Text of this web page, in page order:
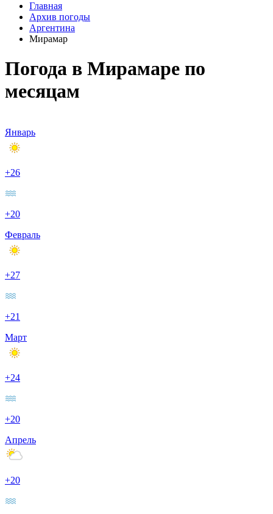
Главная
Архив погоды
Аргентина
Мирамар
Погода в Мирамаре по
месяцам
Январь
+26
+20
Февраль
+27
+21
Март
+24
+20
Апрель
+20